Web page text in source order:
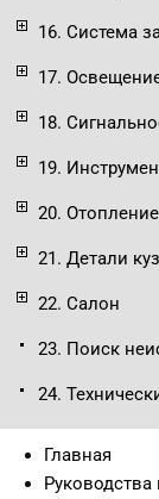
16. Система
17.
18.
19.
20.
21. Детали
22. Салон
23. Поиск
24.
Главная